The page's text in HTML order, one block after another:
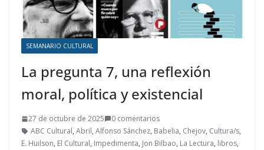
SEMANARIO CULTURAL
La pregunta 7, una reflexión
moral, política y existencial
27 de octubre de 2025
0 comentarios
ABC Cultural, Abril, Alfonso Sánchez, Babelia, Chejov, Cultura/s,
E. Huilson, El Cultural, Impedimenta, Jon Bilbao, La Lectura, libros,